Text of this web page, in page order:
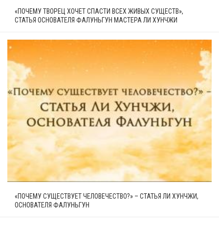
«ПОЧЕМУ ТВОРЕЦ ХОЧЕТ СПАСТИ ВСЕХ ЖИВЫХ СУЩЕСТВ»,
СТАТЬЯ ОСНОВАТЕЛЯ ФАЛУНЬГУН МАСТЕРА ЛИ ХУНЧЖИ
«ПОЧЕМУ СУЩЕСТВУЕТ ЧЕЛОВЕЧЕСТВО?» – СТАТЬЯ ЛИ ХУНЧЖИ,
ОСНОВАТЕЛЯ ФАЛУНЬГУН